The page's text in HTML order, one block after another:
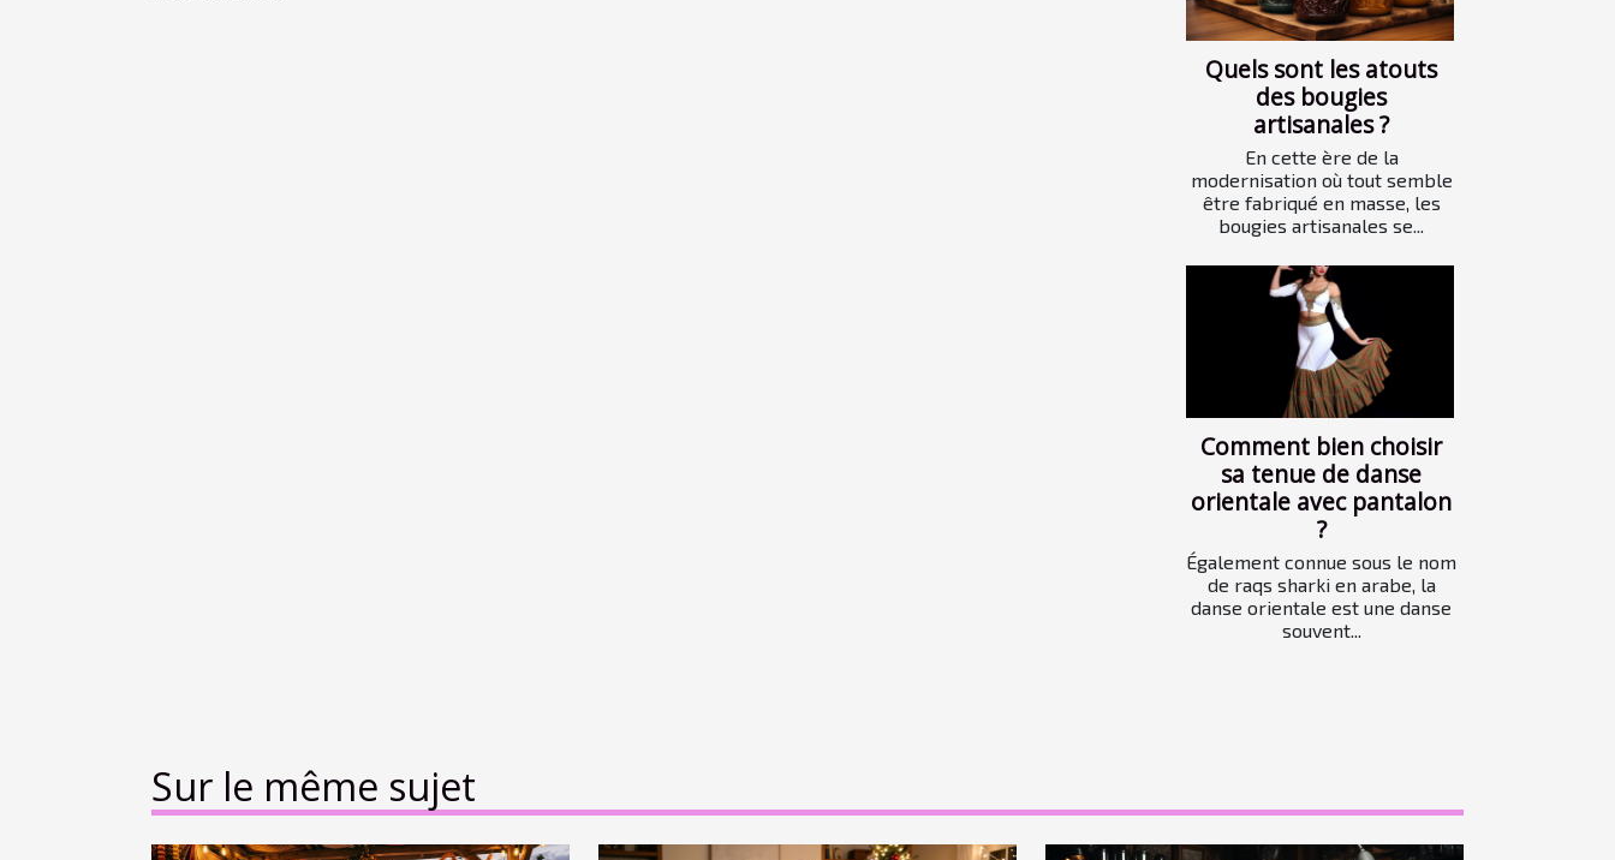
Quels sont les atouts
des bougies
artisanales ?
En cette ère de la
modernisation où tout semble
être fabriqué en masse, les
bougies artisanales se...
Comment bien choisir
sa tenue de danse
orientale avec pantalon
?
Également connue sous le nom
de raqs sharki en arabe, la
danse orientale est une danse
souvent...
Sur le même sujet